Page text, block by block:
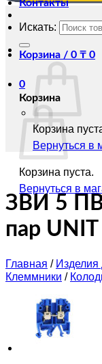
0
Корзина
Корзина пуста.
Вернуться в
Контакты
Искать:
Корзина / 0 ₸ 0
Корзина
Вернуться в
ЗВИ 5
пар
Главная / Изделия
Клеммники /